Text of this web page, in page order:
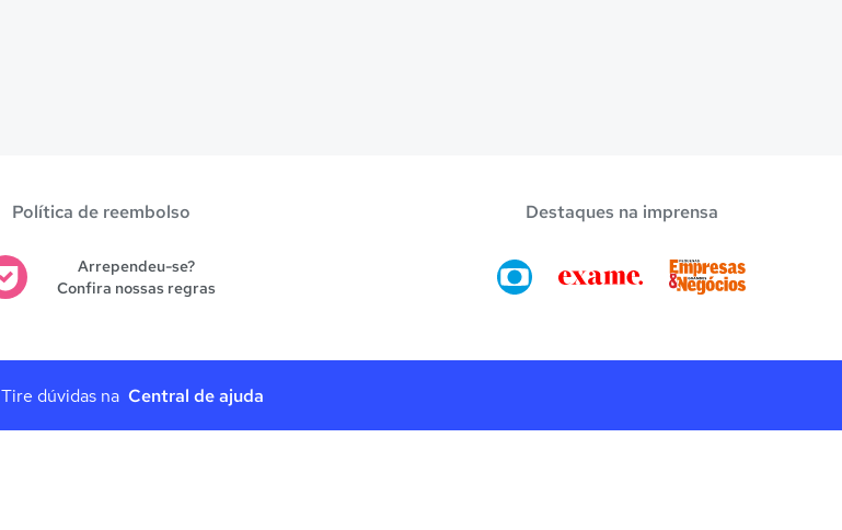
Política de reembolso
Arrependeu-se?
Confira nossas regras
Destaques na imprensa
Tire dúvidas na Central de ajuda